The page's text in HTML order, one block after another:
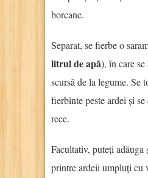
borcane.
Separat, se fierbe o
litrul de apă), în care se
scursă de la legume. Se
fierbinte peste ardei și
rece.
Facultativ, puteți adăuga
printre ardeii umpluți cu